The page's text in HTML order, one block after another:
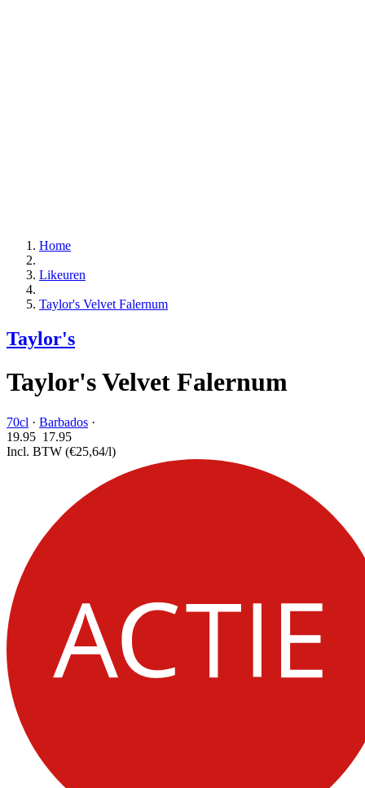
Home
Likeuren
Taylor's Velvet Falernum
Taylor's
Taylor's Velvet Falernum
70cl · Barbados ·
19.95 17.95
Incl. BTW (€25,64/l)